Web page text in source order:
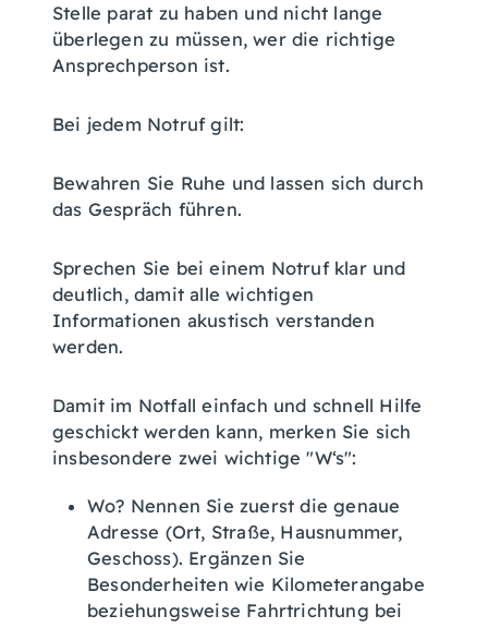
Stelle parat zu haben und nicht lange
überlegen zu müssen, wer die richtige
Ansprechperson ist.
Bei jedem Notruf gilt:
Bewahren Sie Ruhe und lassen sich durch
das Gespräch führen.
Sprechen Sie bei einem Notruf klar und
deutlich, damit alle wichtigen
Informationen akustisch verstanden
werden.
Damit im Notfall einfach und schnell Hilfe
geschickt werden kann, merken Sie sich
insbesondere zwei wichtige "W‘s":
Wo? Nennen Sie zuerst die genaue
Adresse (Ort, Straße, Hausnummer,
Geschoss). Ergänzen Sie
Besonderheiten wie Kilometerangabe
beziehungsweise Fahrtrichtung bei